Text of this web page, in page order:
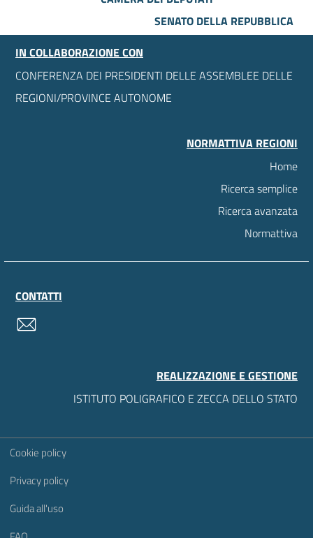
SENATO DELLA REPUBBLICA
IN COLLABORAZIONE CON
CONFERENZA DEI PRESIDENTI DELLE ASSEMBLEE DELLE
REGIONI/PROVINCE AUTONOME
NORMATTIVA REGIONI
Home
Ricerca semplice
Ricerca avanzata
Normattiva
CONTATTI
REALIZZAZIONE E GESTIONE
ISTITUTO POLIGRAFICO E ZECCA DELLO STATO
Sezione Link Utili
Cookie policy
Privacy policy
Guida all'uso